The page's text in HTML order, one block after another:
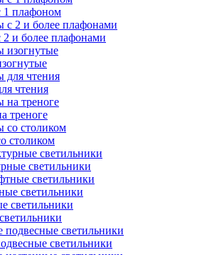
1 плафоном
и более плафонами
чтения
треноге
столиком
светильники
светильники
светильники